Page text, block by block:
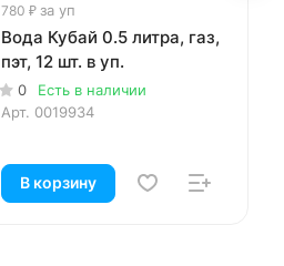
780 ₽ за уп
Вода Кубай 0.5 литра, газ,
пэт, 12 шт. в уп.
0
Есть в наличии
Арт. 0019934
В корзину